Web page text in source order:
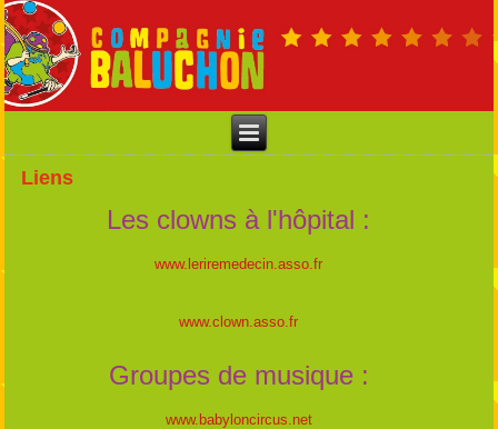
Liens
Les clowns à l'hôpital :
www.leriremedecin.asso.fr
www.clown.asso.fr
Groupes de musique :
www.babyloncircus.net